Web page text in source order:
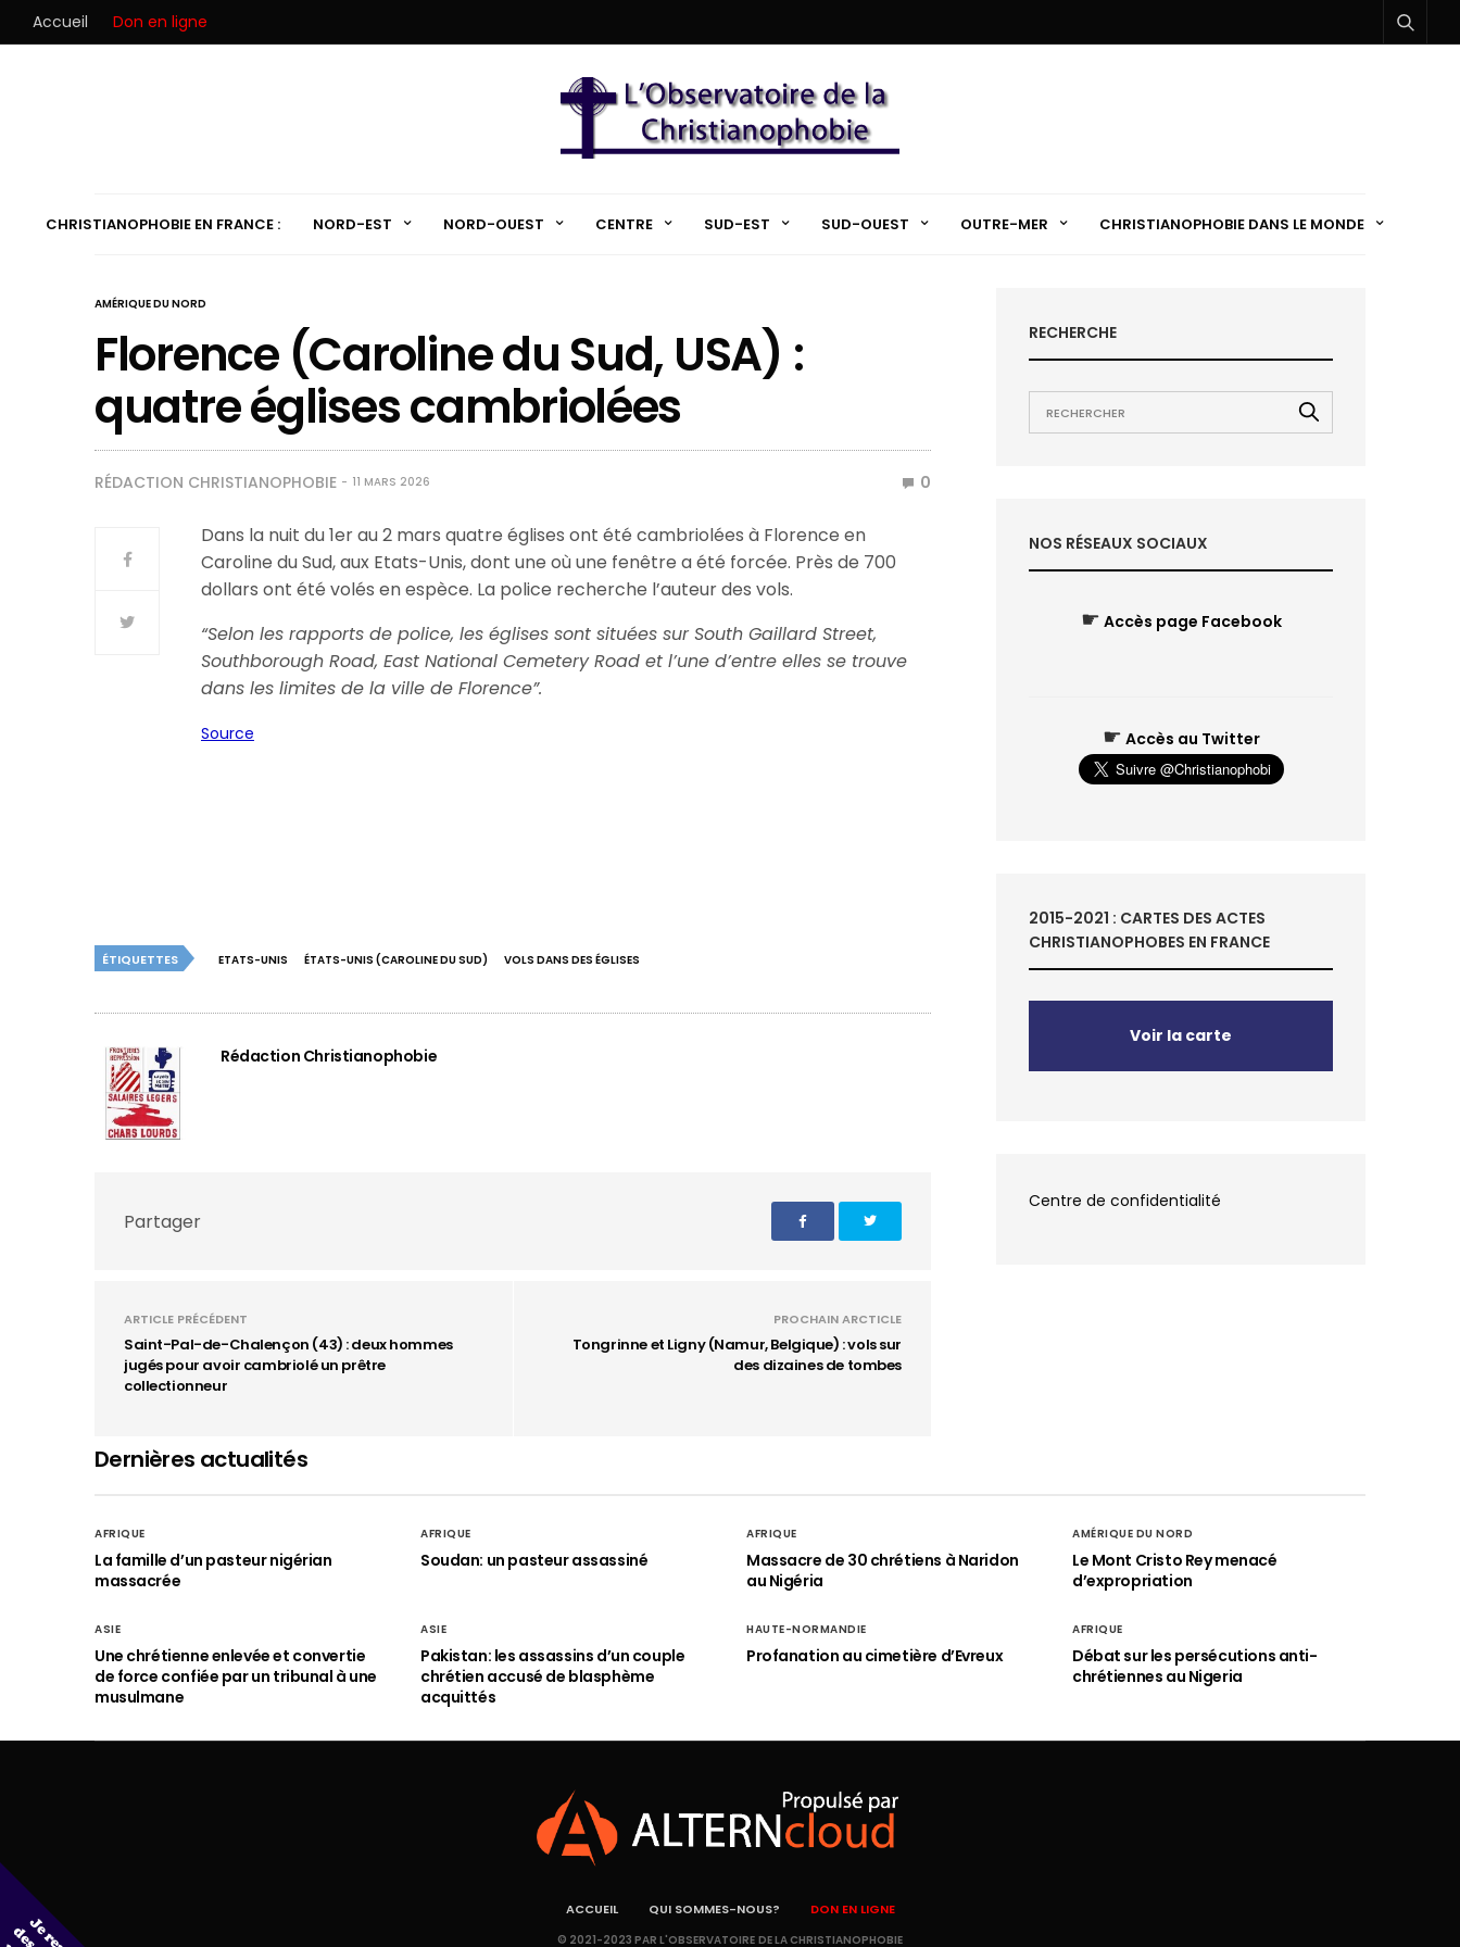
Accueil Don en ligne
CHRISTIANOPHOBIE EN FRANCE : NORD-EST NORD-OUEST CENTRE SUD-EST SUD-OUEST OUTRE-MER CHRISTIANOPHOBIE DANS LE MONDE
AMÉRIQUE DU NORD
Florence (Caroline du Sud, USA) :
quatre églises cambriolées
RÉDACTION CHRISTIANOPHOBIE 11 MARS 2026 0
Dans la nuit du 1er au 2 mars quatre églises ont été cambriolées à Florence en
Caroline du Sud, aux Etats-Unis, dont une où une fenêtre a été forcée. Près de 700
dollars ont été volés en espèce. La police recherche l’auteur des vols.
“Selon les rapports de police, les églises sont situées sur South Gaillard Street,
Southborough Road, East National Cemetery Road et l’une d’entre elles se trouve
dans les limites de la ville de Florence”.
Source
ÉTIQUETTES ETATS-UNIS ÉTATS-UNIS (CAROLINE DU SUD) VOLS DANS DES ÉGLISES
Rédaction Christianophobie
Partager
ARTICLE PRÉCÉDENT
Saint-Pal-de-Chalençon (43) : deux hommes
jugés pour avoir cambriolé un prêtre
collectionneur
PROCHAIN ARCTICLE
Tongrinne et Ligny (Namur, Belgique) : vols sur
des dizaines de tombes
RECHERCHE
NOS RÉSEAUX SOCIAUX
☛ Accès page Facebook
☛ Accès au Twitter
2015-2021 : CARTES DES ACTES
CHRISTIANOPHOBES EN FRANCE
Voir la carte
Centre de confidentialité
Dernières actualités
AFRIQUE
La famille d’un pasteur nigérian
massacrée
AFRIQUE
Soudan: un pasteur assassiné
AFRIQUE
Massacre de 30 chrétiens à Naridon
au Nigéria
AMÉRIQUE DU NORD
Le Mont Cristo Rey menacé
d’expropriation
ASIE
Une chrétienne enlevée et convertie
de force confiée par un tribunal à une
musulmane
ASIE
Pakistan: les assassins d’un couple
chrétien accusé de blasphème
acquittés
HAUTE-NORMANDIE
Profanation au cimetière d’Evreux
AFRIQUE
Débat sur les persécutions anti-
chrétiennes au Nigeria
ACCUEIL QUI SOMMES-NOUS? DON EN LIGNE
© 2021-2023 PAR L'OBSERVATOIRE DE LA CHRISTIANOPHOBIE